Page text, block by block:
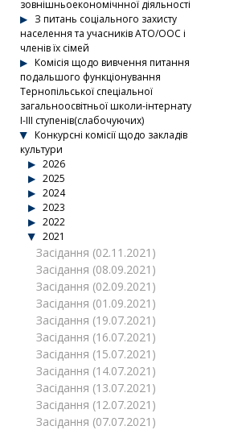
зовнішньоекономічнної діяльності
З питань соціального захисту
населення та учасників АТО/ООС і
членів їх сімей
Комісія щодо вивчення питання
подальшого функціонування
Тернопільської спеціальної
загальноосвітньої школи-інтернату
І-ІІІ ступенів(слабочуючих)
Конкурсні комісії щодо закладів
культури
2026
2025
2024
2023
2022
2021
Засідання (02.11.2021)
Засідання (08.09.2021)
Засідання (02.09.2021)
Засідання (01.09.2021)
Засідання (19.07.2021)
Засідання (16.07.2021)
Засідання (15.07.2021)
Засідання (14.07.2021)
Засідання (13.07.2021)
Засідання (12.07.2021)
Засідання (07.07.2021)